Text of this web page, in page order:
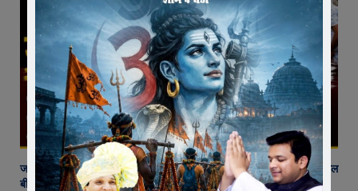
जावरा में किसानों और कांग्रेस का जंगी प्रदर्शन, राजस्व विभाग में भ्रष्टाचार और फसल
बीमा पर जताया आक्रोश